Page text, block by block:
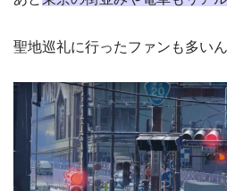
聖地巡礼に行ったファンも多いん